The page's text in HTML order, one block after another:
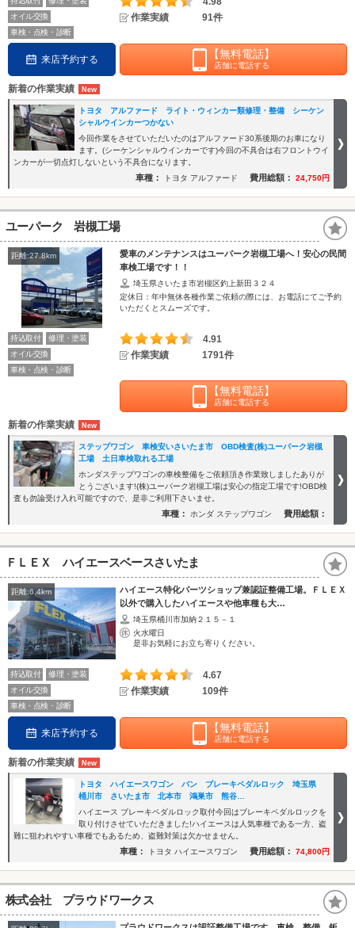
オイル交換
車検・点検・診断
作業実績
91件
来店予約する 【無料電話】
店舗に電話する
新着の作業実績
トヨタ アルファード ライト・ウィンカー類修理・整備 シーケン
シャルウインカーつかない
今回作業をさせていただいたのはアルファード30系後期のお車になり
ます。(シーケンシャルウインカーです)今回の不具合は右フロントウイ
ンカーが一切点灯しないという不具合になります。
車種： トヨタ アルファード 費用総額： 24,750円
ユーパーク 岩槻工場
距離:27.8km
愛車のメンテナンスはユーパーク岩槻工場へ！安心の民間
車検工場です！！
埼玉県さいたま市岩槻区釣上新田３２４
定休日：年中無休各種作業ご依頼の際には、お電話にてご予約
いただくとスムーズです。
持込取付
修理・塗装
オイル交換
車検・点検・診断
4.91
作業実績
1791件
【無料電話】
店舗に電話する
新着の作業実績
ステップワゴン 車検安いさいたま市 OBD検査(株)ユーパーク岩槻
工場 土日車検取れる工場
ホンダステップワゴンの車検整備をご依頼頂き作業致しましたありが
とうございます!(株)ユーパーク岩槻工場は安心の指定工場です!OBD検
査も勿論受け入れ可能ですので、是非ご利用下さいませ。
車種： ホンダ ステップワゴン 費用総額：
ＦＬＥＸ ハイエースベースさいたま
距離:6.4km
ハイエース特化パーツショップ兼認証整備工場。ＦＬＥＸ
以外で購入したハイエースや他車種も大…
埼玉県桶川市加納２１５－１
火水曜日
是非お気軽にお立ち寄りください。
持込取付
修理・塗装
オイル交換
車検・点検・診断
4.67
作業実績
109件
来店予約する 【無料電話】
店舗に電話する
新着の作業実績
トヨタ ハイエースワゴン バン ブレーキペダルロック 埼玉県
桶川市 さいたま市 北本市 鴻巣市 熊谷…
ハイエース ブレーキペダルロック取付今回はブレーキペダルロックを
取り付けさせていただきました!ハイエースは人気車種である一方、盗
難に狙われやすい車種でもあるため、盗難対策は欠かせません。
車種： トヨタ ハイエースワゴン 費用総額： 74,800円
株式会社 プラウドワークス